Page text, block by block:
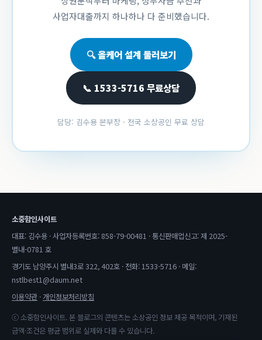
사업자대출까지 하나하나 다 준비했습니다.
🔍 올케어 설계 둘러보기
📞 1533-5716 무료상담
담당: 김수용 본부장 · 전국 소상공인 무료 상담
소중함인사이트
대표: 김수용 · 사업자등록번호: 858-79-00481 · 통신판매업신고: 제 2025-
별내-0781 호
경기도 남양주시 별내3로 322, 402호 · 전화: 1533-5716 · 메일:
nstlbest1@daum.net
이용약관 ·개인정보처리방침
ⓒ 소중함인사이트. 본 블로그의 콘텐츠는 소상공인 정보 제공 목적이며, 기재된
금액·조건은 평균 범위로 실제와 다를 수 있습니다.